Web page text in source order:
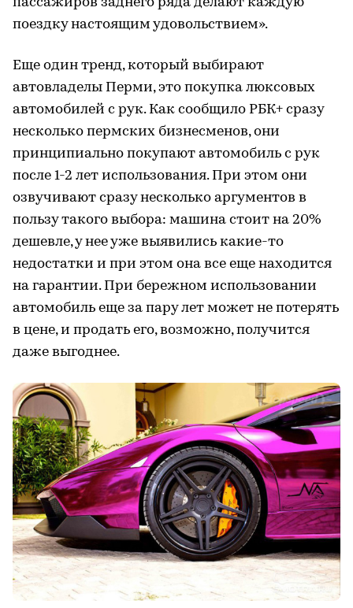
поездку настоящим удовольствием».
Еще один тренд, который выбирают
автовладелы Перми, это покупка люксовых
автомобилей с рук. Как сообщило РБК+ сразу
несколько пермских бизнесменов, они
принципиально покупают автомобиль с рук
после 1-2 лет использования. При этом они
озвучивают сразу несколько аргументов в
пользу такого выбора: машина стоит на 20%
дешевле, у нее уже выявились какие-то
недостатки и при этом она все еще находится
на гарантии. При бережном использовании
автомобиль еще за пару лет может не потерять
в цене, и продать его, возможно, получится
даже выгоднее.